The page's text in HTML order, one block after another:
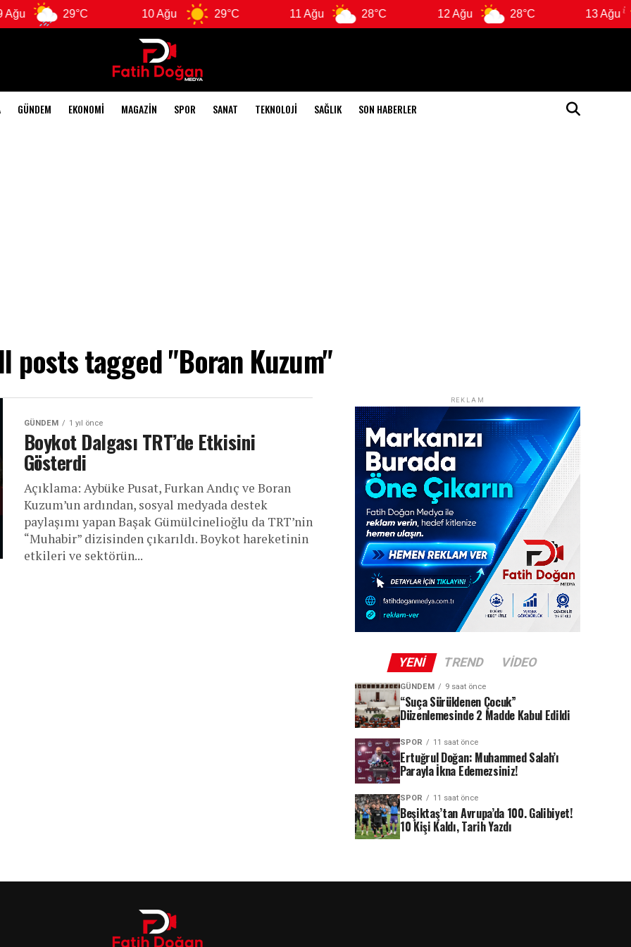
29°C 10 Ağu 29°C 11 Ağu 28°C 12 Ağu 28°C 13 Ağu
GÜNDEM EKONOMI MAGAZIN SPOR SANAT TEKNOLOJI SAĞLIK SON HABERLER
posts tagged "Boran Kuzum"
GÜNDEM 1 yıl önce
Boykot Dalgası TRT’de Etkisini
Gösterdi
Açıklama: Aybüke Pusat, Furkan Andıç ve Boran
Kuzum’un ardından, sosyal medyada destek
paylaşımı yapan Başak Gümülcinelioğlu da TRT’nin
“Muhabir” dizisinden çıkarıldı. Boykot hareketinin
etkileri ve sektörün...
REKLAM
YENI TREND VIDEO
GÜNDEM 9 saat önce
“Suça Sürüklenen Çocuk”
Düzenlemesinde 2 Madde Kabul Edildi
SPOR 11 saat önce
Ertuğrul Doğan: Muhammed Salah’ı
Parayla İkna Edemezsiniz!
SPOR 11 saat önce
Beşiktaş’tan Avrupa’da 100. Galibiyet!
10 Kişi Kaldı, Tarih Yazdı